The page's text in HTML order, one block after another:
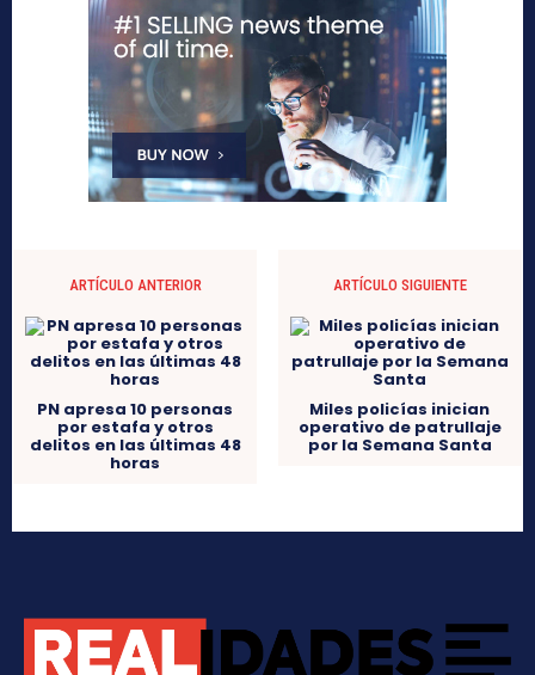
ARTÍCULO ANTERIOR
PN apresa 10 personas
por estafa y otros
delitos en las últimas 48
horas
ARTÍCULO SIGUIENTE
Miles policías inician
operativo de patrullaje
por la Semana Santa